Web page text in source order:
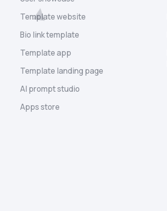
Template website
Bio link template
Template app
Template landing page
AI prompt studio
Apps store